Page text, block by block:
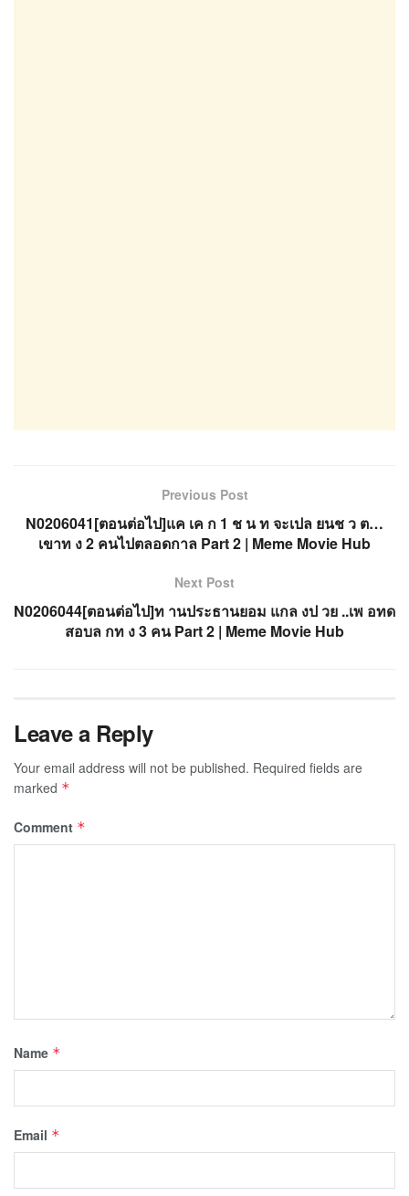
Previous Post
N0206041[ตอนต่อไป]แค เค ก 1 ช น ท จะเปล ยนช ว ต…
เขาท ง 2 คนไปตลอดกาล Part 2 | Meme Movie Hub
Next Post
N0206044[ตอนต่อไป]ท านประธานยอม แกล งป วย ..เพ อทด
สอบล กท ง 3 คน Part 2 | Meme Movie Hub
Leave a Reply
Your email address will not be published. Required fields are
marked *
Comment *
Name *
Email *